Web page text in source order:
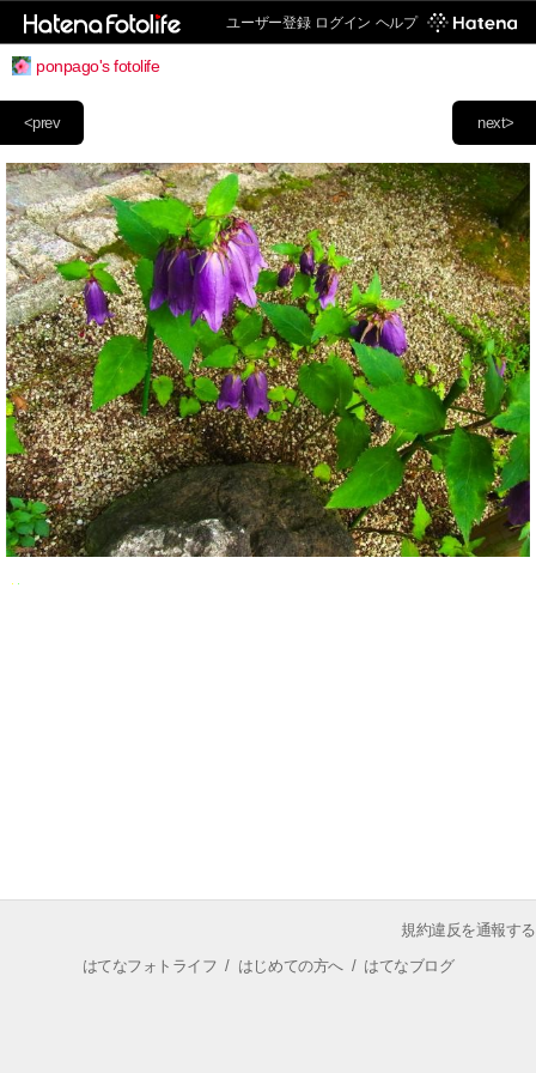
ユーザー登録 ログイン ヘルプ
ponpago's fotolife
next>
<prev
規約違反を通報する
はてなフォトライフ / はじめての方へ/ はてなブログ